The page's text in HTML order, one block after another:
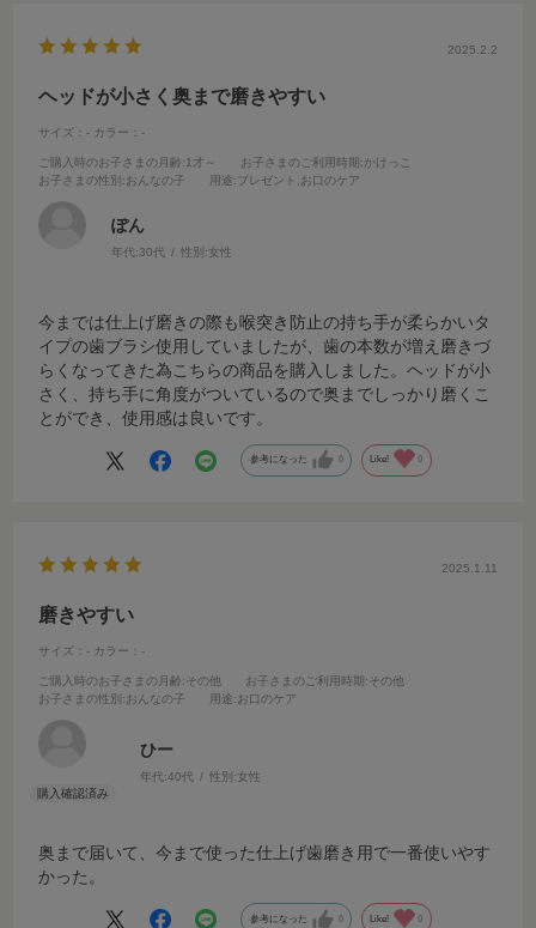
2025.2.2
ヘッドが小さく奥まで磨きやすい
サイズ：- カラー：-
ご購入時のお子さまの月齢:1才～ お子さまのご利用時期 :かけっこ
お子さまの性別 :おんなの子 用途:プレゼント,お口のケア
ぽん
年代:30代 性別:女性
今までは仕上げ磨きの際も喉突き防止の持ち手が柔らかいタ
イプの歯ブラシ使用していましたが、歯の本数が増え磨きづ
らくなってきた為こちらの商品を購入しました。ヘッドが小
さく、持ち手に角度がついているので奥までしっかり磨くこ
とができ、使用感は良いです。
参考になった 0 Like! 0
2025.1.11
磨きやすい
サイズ：- カラー：-
ご購入時のお子さまの月齢:その他 お子さまのご利用時期 :その他
お子さまの性別 :おんなの子 用途:お口のケア
ひー
年代:40代 性別:女性
奥まで届いて、今まで使った仕上げ歯磨き用で一番使いやす
かった。
参考になった 0 Like! 0